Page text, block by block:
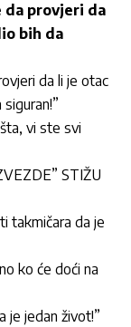
da provjeri da
bih da
da li je otac
vi ste svi
STIŽU
takmičara da je
ko će doći na
je jedan život!”